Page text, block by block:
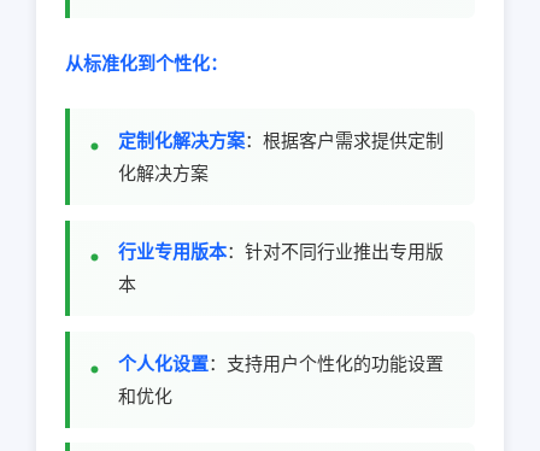
从标准化到个性化：
定制化解决方案：根据客户需求提供定制
化解决方案
行业专用版本：针对不同行业推出专用版
本
个人化设置：支持用户个性化的功能设置
和优化